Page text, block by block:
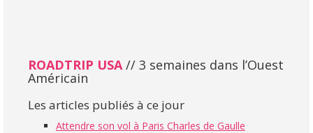
ROADTRIP USA// 3 semaines dans l’Ouest
Américain
Les articles publiés à ce jour
Attendre son vol à Paris Charles de Gaulle